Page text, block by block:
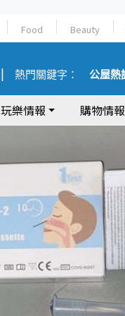
Food Beauty
熱門關鍵字： 公屋熱
玩樂情報 購物情報